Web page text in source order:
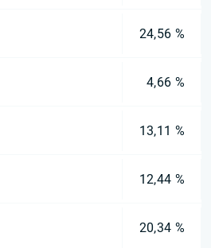
24,56 %
4,66 %
13,11 %
12,44 %
20,34 %